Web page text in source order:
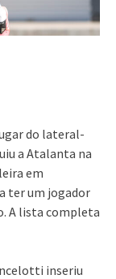
do lateral-
a Atalanta na
em
ter um jogador
A lista completa
inseriu